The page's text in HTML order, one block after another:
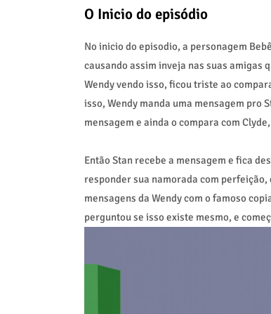
O Inicio do episódio
No inicio do episodio, a personagem
causando assim inveja nas suas amigas
Wendy vendo isso, ficou triste ao
isso, Wendy manda uma mensagem pro
mensagem e ainda o compara com
Então Stan recebe a mensagem e fica
responder sua namorada com perfeição,
mensagens da Wendy com o famoso
perguntou se isso existe mesmo, e